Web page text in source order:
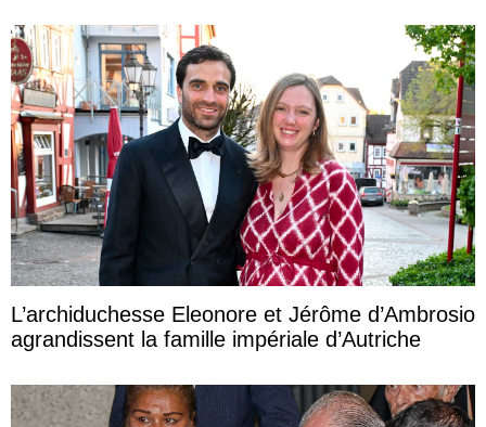
L’archiduchesse Eleonore et Jérôme d’Ambrosio
agrandissent la famille impériale d’Autriche